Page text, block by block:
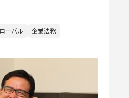
ーバル 企業法務